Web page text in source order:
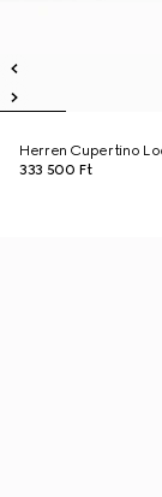
Herren Cupertino
333 500 Ft